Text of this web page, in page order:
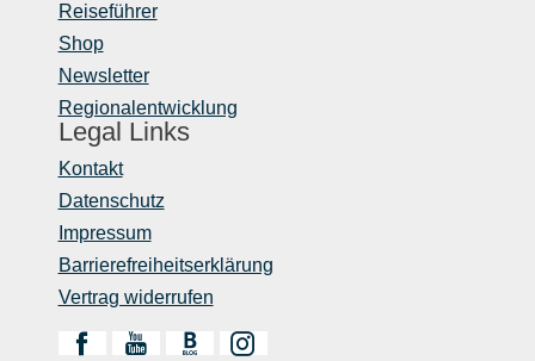
Reiseführer
Shop
Newsletter
Regionalentwicklung
Legal Links
Kontakt
Datenschutz
Impressum
Barrierefreiheitserklärung
Vertrag widerrufen